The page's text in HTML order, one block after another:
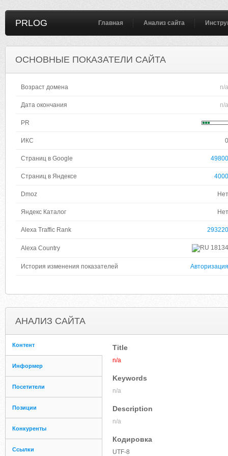
PRLOG Главная Анализ сайта
ОСНОВНЫЕ ПОКАЗАТЕЛИ САЙТА
Возраст домена n/a
Дата окончания n/a
PR
ИКС 0
Страниц в Google 49800
Страниц в Яндексе 4000
Dmoz Нет
Яндекс Каталог Нет
Alexa Traffic Rank 293220
Alexa Country 18134
История изменения показателей Авторизация
АНАЛИЗ САЙТА
Контент
Информер
Посетители
Позиции
Конкуренты
Ссылки
Title
n/a
Keywords
n/a
Description
n/a
Кодировка
UTF-8